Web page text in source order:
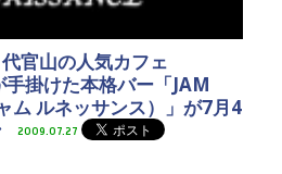
官山の人気カフェ
掛けた本格バー「JAM
ム ルネッサンス）」が7月4
2009.07.27